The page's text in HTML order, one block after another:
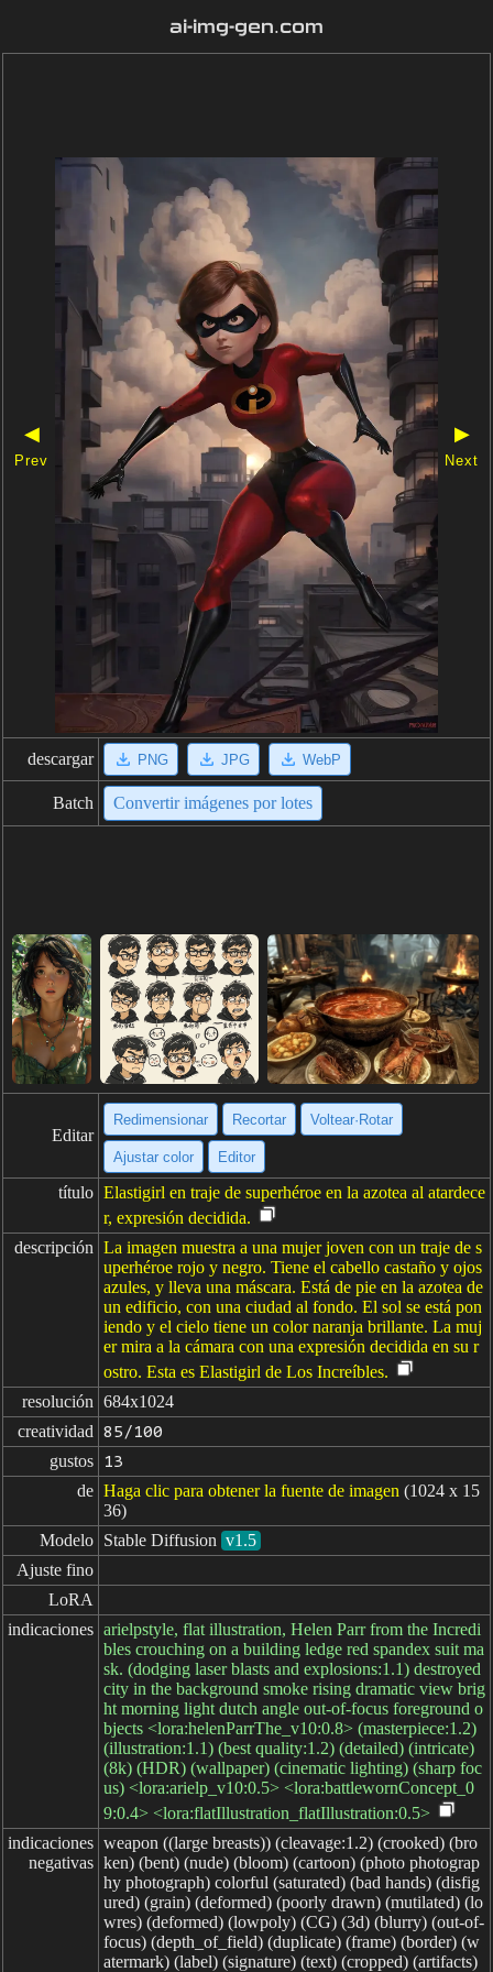
ai-img-gen.com
◀
Prev
▶
Next
descargar PNG JPG WebP
Batch Convertir imágenes por lotes
Editar
Redimensionar Recortar Voltear·Rotar
Ajustar color Editor
título Elastigirl en traje de superhéroe en la azotea al atardece
r, expresión decidida.
descripción La imagen muestra a una mujer joven con un traje de s
uperhéroe rojo y negro. Tiene el cabello castaño y ojos
azules, y lleva una máscara. Está de pie en la azotea de
un edificio, con una ciudad al fondo. El sol se está pon
iendo y el cielo tiene un color naranja brillante. La muj
er mira a la cámara con una expresión decidida en su r
ostro. Esta es Elastigirl de Los Increíbles.
resolución 684x1024
creatividad
85/100
gustos 13
de Haga clic para obtener la fuente de imagen (1024 x 15
36)
Modelo Stable Diffusion v1.5
Ajuste fino
LoRA
indicaciones arielpstyle, flat illustration, Helen Parr from the Incredi
bles crouching on a building ledge red spandex suit ma
sk. (dodging laser blasts and explosions:1.1) destroyed
city in the background smoke rising dramatic view brig
ht morning light dutch angle out-of-focus foreground o
bjects <lora:helenParrThe_v10:0.8> (masterpiece:1.2)
(illustration:1.1) (best quality:1.2) (detailed) (intricate)
(8k) (HDR) (wallpaper) (cinematic lighting) (sharp foc
us) <lora:arielp_v10:0.5> <lora:battlewornConcept_0
9:0.4> <lora:flatIllustration_flatIllustration:0.5>
indicaciones
negativas
weapon ((large breasts)) (cleavage:1.2) (crooked) (bro
ken) (bent) (nude) (bloom) (cartoon) (photo photograp
hy photograph) colorful (saturated) (bad hands) (disfig
ured) (grain) (deformed) (poorly drawn) (mutilated) (lo
wres) (deformed) (lowpoly) (CG) (3d) (blurry) (out-of-
focus) (depth_of_field) (duplicate) (frame) (border) (w
atermark) (label) (signature) (text) (cropped) (artifacts)